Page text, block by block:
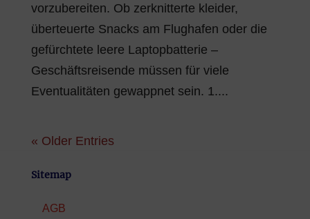
vorzubereiten. Ob zerknitterte kleider,
überteuerte Snacks am Flughafen oder die
gefürchtete leere Laptopbatterie –
Geschäftsreisende müssen für viele
Eventualitäten gewappnet sein. 1....
« Older Entries
Sitemap
AGB